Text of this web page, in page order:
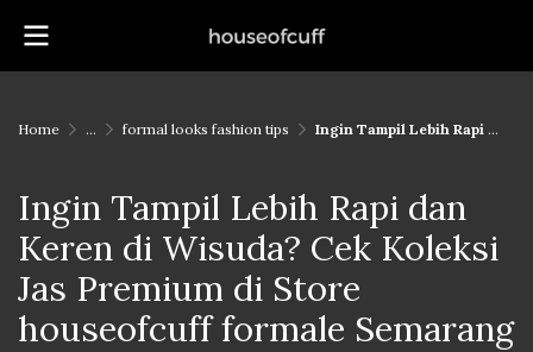
Home ... formal looks fashion tips Ingin Tampil Lebih Rapi dan Keren di Wisuda? Cek Koleksi Jas Premium di Store houseofcuff formale Semarang
Ingin Tampil Lebih Rapi dan
Keren di Wisuda? Cek Koleksi
Jas Premium di Store
houseofcuff formale Semarang